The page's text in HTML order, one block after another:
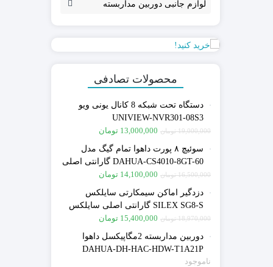
لوازم جانبی دوربین مداربسته
محصولات تصادفی
دستگاه تحت شبکه 8 کانال یونی ویو
UNIVIEW-NVR301-08S3
19,000,000 تومان 13,000,000 تومان
سوئیچ ۸ پورت داهوا تمام گیگ مدل
DAHUA-CS4010-8GT-60 گارانتی اصلی
صنعت امن
16,500,000 تومان 14,100,000 تومان
دزدگیر اماکن سیمکارتی سایلکس
SILEX SG8-S گارانتی اصلی سایلکس
18,970,000 تومان 15,400,000 تومان
دوربین مداربسته 2مگاپیکسل داهوا
DAHUA-DH-HAC-HDW-T1A21P
گارانتی اصلی دوساله
ناموجود